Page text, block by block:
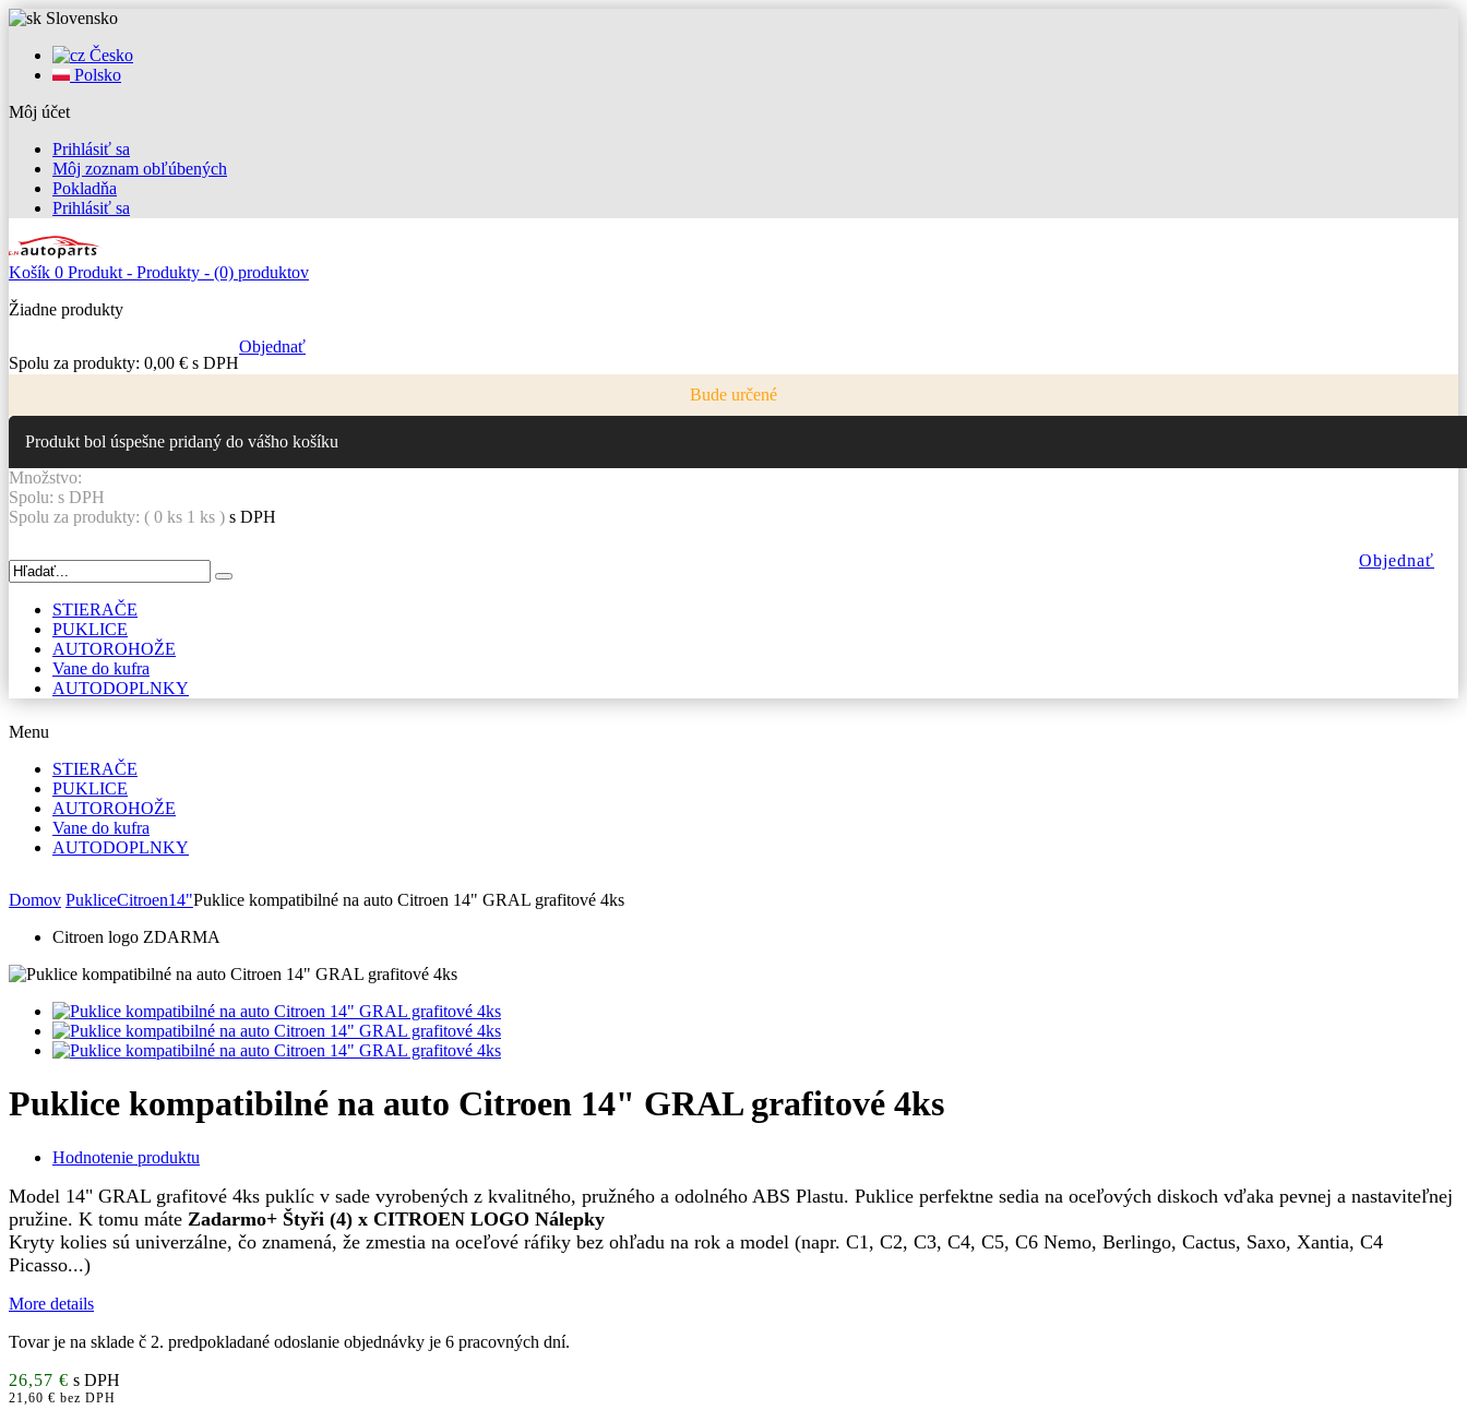
Slovensko
Česko
Polsko
Môj účet
Prihlásiť sa
Môj zoznam obľúbených
Pokladňa
Prihlásiť sa
Košík 0 Produkt - Produkty - (0) produktov
Žiadne produkty
Spolu za produkty: 0,00 € s DPH
Objednať
Bude určené
Produkt bol úspešne pridaný do vášho košíku
Množstvo:
Spolu: s DPH
Spolu za produkty: ( 0 ks 1 ks ) s DPH
Objednať
STIERAČE
PUKLICE
AUTOROHOŽE
Vane do kufra
AUTODOPLNKY
Menu
STIERAČE
PUKLICE
AUTOROHOŽE
Vane do kufra
AUTODOPLNKY
Domov PukliceCitroen14"Puklice kompatibilné na auto Citroen 14" GRAL grafitové 4ks
Citroen logo ZDARMA
Puklice kompatibilné na auto Citroen 14" GRAL grafitové 4ks
Hodnotenie produktu
Model 14" GRAL grafitové 4ks puklíc v sade vyrobených z kvalitného, pružného a odolného ABS Plastu. Puklice perfektne sedia na oceľových diskoch vďaka pevnej a nastaviteľnej
pružine. K tomu máte Zadarmo+ Štyři (4) x CITROEN LOGO Nálepky
Kryty kolies sú univerzálne, čo znamená, že zmestia na oceľové ráfiky bez ohľadu na rok a model (napr. C1, C2, C3, C4, C5, C6 Nemo, Berlingo, Cactus, Saxo, Xantia, C4
Picasso...)
More details
Tovar je na sklade č 2. predpokladané odoslanie objednávky je 6 pracovných dní.
26,57 € s DPH
21,60 € bez DPH